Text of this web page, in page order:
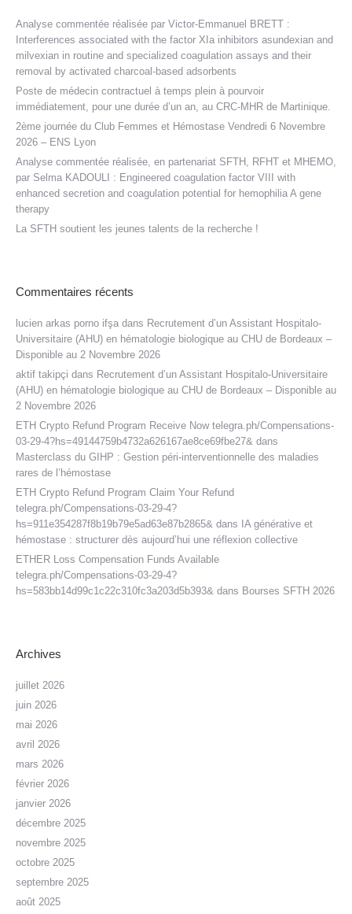
Analyse commentée réalisée par Victor-Emmanuel BRETT :
Interferences associated with the factor XIa inhibitors asundexian and
milvexian in routine and specialized coagulation assays and their
removal by activated charcoal-based adsorbents
Poste de médecin contractuel à temps plein à pourvoir
immédiatement, pour une durée d’un an, au CRC-MHR de Martinique.
2ème journée du Club Femmes et Hémostase Vendredi 6 Novembre
2026 – ENS Lyon
Analyse commentée réalisée, en partenariat SFTH, RFHT et MHEMO,
par Selma KADOULI : Engineered coagulation factor VIII with
enhanced secretion and coagulation potential for hemophilia A gene
therapy
La SFTH soutient les jeunes talents de la recherche !
Commentaires récents
lucien arkas porno ifşa dans Recrutement d’un Assistant Hospitalo-
Universitaire (AHU) en hématologie biologique au CHU de Bordeaux –
Disponible au 2 Novembre 2026
aktif takipçi dans Recrutement d’un Assistant Hospitalo-Universitaire
(AHU) en hématologie biologique au CHU de Bordeaux – Disponible au
2 Novembre 2026
ETH Crypto Refund Program Receive Now telegra.ph/Compensations-
03-29-4?hs=49144759b4732a626167ae8ce69fbe27& dans
Masterclass du GIHP : Gestion péri-interventionnelle des maladies
rares de l’hémostase
ETH Crypto Refund Program Claim Your Refund
telegra.ph/Compensations-03-29-4?
hs=911e354287f8b19b79e5ad63e87b2865& dans IA générative et
hémostase : structurer dès aujourd’hui une réflexion collective
ETHER Loss Compensation Funds Available
telegra.ph/Compensations-03-29-4?
hs=583bb14d99c1c22c310fc3a203d5b393& dans Bourses SFTH 2026
Archives
juillet 2026
juin 2026
mai 2026
avril 2026
mars 2026
février 2026
janvier 2026
décembre 2025
novembre 2025
octobre 2025
septembre 2025
août 2025